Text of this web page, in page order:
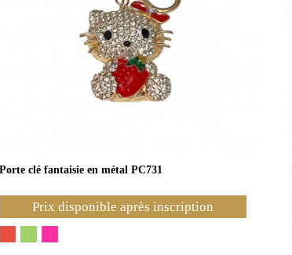
Porte clé fantaisie en métal PC731
Prix disponible après inscription